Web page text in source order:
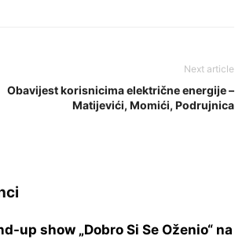
Next article
Obavijest korisnicima električne energije –
Matijevići, Momići, Podrujnica
up show „Dobro Si Se Oženio“ na